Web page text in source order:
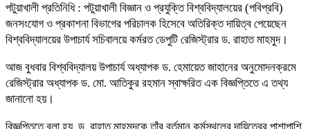
পটুয়াখালী প্রতিনিধি : পটুয়াখালী বিজ্ঞান ও প্রযুক্তি বিশ্ববিদ্যালয়ের (পবিপ্রবি)
জনসংযোগ ও প্রকাশনা বিভাগের পরিচালক হিসেবে অতিরিক্ত দায়িত্ব পেয়েছেন
বিশ্ববিদ্যালয়ের উপাচার্য সচিবালয়ে কর্মরত ডেপুটি রেজিস্ট্রার ড. রাহাত মাহমুদ।
আজ বুধবার বিশ্ববিদ্যালয় উপাচার্য অধ্যাপক ড. হেমায়েত জাহানের অনুমোদনক্রমে
রেজিস্ট্রার অধ্যাপক ড. মো. আতিকুর রহমান স্বাক্ষরিত এক বিজ্ঞপ্তিতে এ তথ্য
জানানো হয়।